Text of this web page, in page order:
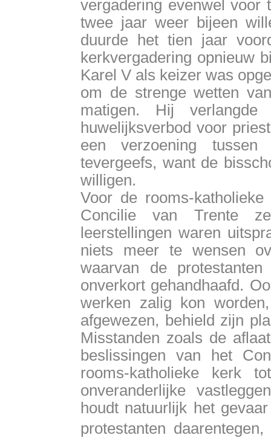
vergadering evenwel voor
twee jaar weer bijeen
duurde het tien jaar
kerkvergadering opnieuw
Karel V als keizer was
om de strenge wetten
matigen. Hij verlangde
huwelijksverbod voor
een verzoening
tevergeefs, want de
willigen.
Voor de rooms-
Concilie van Trente
leerstellingen waren
niets meer te wensen
waarvan de
onverkort gehandhaafd.
werken zalig kon
afgewezen, behield zijn
Misstanden zoals de
beslissingen van het
rooms-katholieke kerk
onveranderlijke
houdt natuurlijk het
protestanten